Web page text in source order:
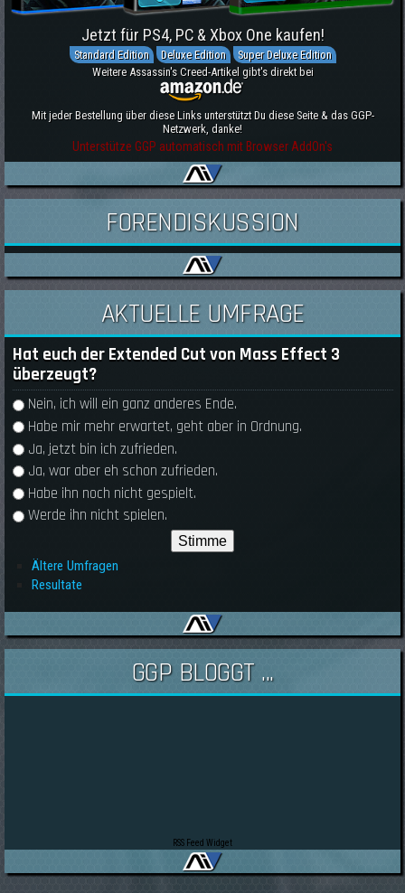
Jetzt für PS4, PC & Xbox One kaufen!
Standard Edition Deluxe Edition
Super Deluxe Edition
Weitere Assassin's Creed-Artikel gibt's direkt bei
Mit jeder Bestellung über diese Links unterstützt Du diese Seite & das GGP-
Netzwerk, danke!
Unterstütze GGP automatisch mit Browser AddOn's
FORENDISKUSSION
AKTUELLE UMFRAGE
Hat euch der Extended Cut von Mass Effect 3
überzeugt?
Auswahlmöglichkeiten
Nein, ich will ein ganz anderes Ende.
Habe mir mehr erwartet, geht aber in Ordnung.
Ja, jetzt bin ich zufrieden.
Ja, war aber eh schon zufrieden.
Habe ihn noch nicht gespielt.
Werde ihn nicht spielen.
Ältere Umfragen
Resultate
GGP BLOGGT ...
RSS Feed Widget